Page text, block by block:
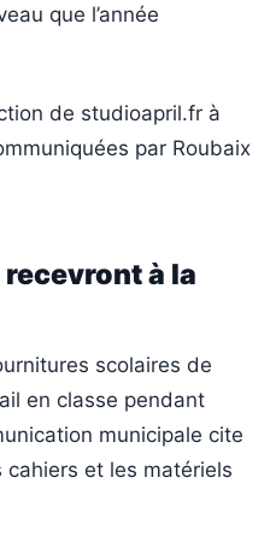
que l’année
de studioapril.fr à
par Roubaix
à la
scolaires de
en classe pendant
municipale cite
et les matériels